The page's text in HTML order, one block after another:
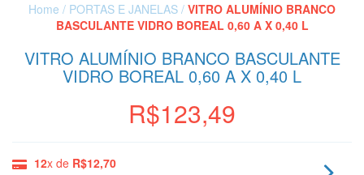
Home / PORTAS E JANELAS / VITRO ALUMÍNIO BRANCO
BASCULANTE VIDRO BOREAL 0,60 A X 0,40 L
VITRO ALUMÍNIO BRANCO BASCULANTE
VIDRO BOREAL 0,60 A X 0,40 L
R$123,49
12x de R$12,70